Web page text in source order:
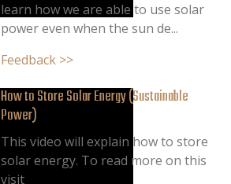
learn how we are able to use solar
power even when the sun de...
Feedback >>
How to Store Solar Energy (Sustainable
Power)
This video will explain how to store
solar energy. To read more on this
visit